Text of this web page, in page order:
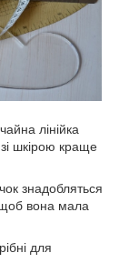
лінійка
шкірою краще
знадобляться
щоб вона мала
для